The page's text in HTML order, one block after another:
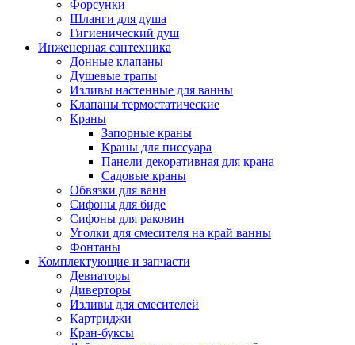
Форсунки
Шланги для душа
Гигиенический душ
Инженерная сантехника
Донные клапаны
Душевые трапы
Изливы настенные для ванны
Клапаны термостатические
Краны
Запорные краны
Краны для писсуара
Панели декоративная для крана
Садовые краны
Обвязки для ванн
Сифоны для биде
Сифоны для раковин
Уголки для смесителя на край ванны
Фонтаны
Комплектующие и запчасти
Девиаторы
Диверторы
Изливы для смесителей
Картриджи
Кран-буксы